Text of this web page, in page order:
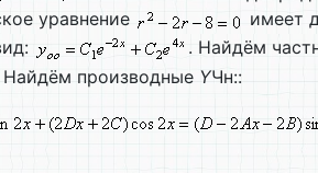
уравнение
имеет
. Найдём
Найдём производные YЧн::